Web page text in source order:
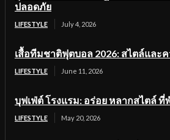
ปลอดภัย
LIFESTYLE July 4, 2026
เสื้อทีมชาติฟุตบอล 2026: สไตล์และ
LIFESTYLE June 11, 2026
บุฟเฟ่ต์ โรงแรม: อร่อย หลากสไตล์ ที่
LIFESTYLE May 20, 2026